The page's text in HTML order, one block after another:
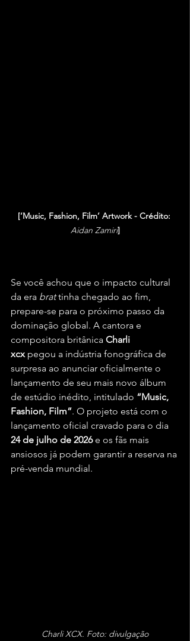
[‘Music, Fashion, Film’ Artwork - Crédito:
Aidan Zamiri]
Se você achou que o impacto cultural
da era brat tinha chegado ao fim,
prepare-se para o próximo passo da
dominação global. A cantora e
compositora britânica Charli
xcx pegou a indústria fonográfica de
surpresa ao anunciar oficialmente o
lançamento de seu mais novo álbum
de estúdio inédito, intitulado “Music,
Fashion, Film”. O projeto está com o
lançamento oficial cravado para o dia
24 de julho de 2026 e os fãs mais
ansiosos já podem garantir a reserva na
pré-venda mundial.
Charli XCX. Foto: divulgação